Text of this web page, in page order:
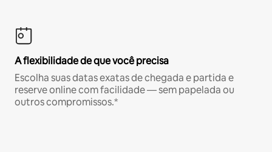
A flexibilidade de que você precisa
Escolha suas datas exatas de chegada e partida e
reserve online com facilidade — sem papelada ou
outros compromissos.*